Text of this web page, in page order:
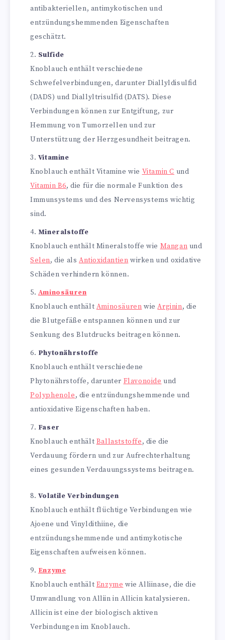
antibakteriellen, antimykotischen und
entzündungshemmenden Eigenschaften
geschätzt.
Sulfide
Knoblauch enthält verschiedene
Schwefelverbindungen, darunter Diallyldisulfid
(DADS) und Diallyltrisulfid (DATS). Diese
Verbindungen können zur Entgiftung, zur
Hemmung von Tumorzellen und zur
Unterstützung der Herzgesundheit beitragen.
Vitamine
Knoblauch enthält Vitamine wie Vitamin C und
Vitamin B6, die für die normale Funktion des
Immunsystems und des Nervensystems wichtig
sind.
Mineralstoffe
Knoblauch enthält Mineralstoffe wie Mangan und
Selen, die als Antioxidantien wirken und oxidative
Schäden verhindern können.
Aminosäuren
Knoblauch enthält Aminosäuren wieArginin, die
die Blutgefäße entspannen können und zur
Senkung des Blutdrucks beitragen können.
Phytonährstoffe
Knoblauch enthält verschiedene
Phytonährstoffe, darunter Flavonoide und
Polyphenole, die entzündungshemmende und
antioxidative Eigenschaften haben.
Faser
Knoblauch enthält Ballaststoffe, die die
Verdauung fördern und zur Aufrechterhaltung
eines gesunden Verdauungssystems beitragen.
Volatile Verbindungen
Knoblauch enthält flüchtige Verbindungen wie
Ajoene und Vinyldithiine, die
entzündungshemmende und antimykotische
Eigenschaften aufweisen können.
Enzyme
Knoblauch enthält Enzyme wie Alliinase, die die
Umwandlung von Alliin in Allicin katalysieren.
Allicin ist eine der biologisch aktiven
Verbindungen im Knoblauch.